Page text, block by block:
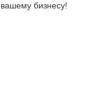
бизнесу!